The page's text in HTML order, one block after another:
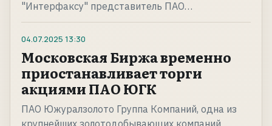
"Интерфаксу" представитель ПАО…
04.07.2025 13:30
Московская Биржа временно
приостанавливает торги
акциями ПАО ЮГК
ПАО Южуралзолото Группа Компаний, одна из